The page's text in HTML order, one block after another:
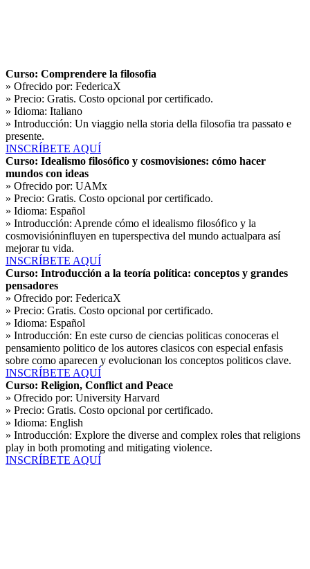
Curso: Comprendere la filosofia
» Ofrecido por: FedericaX
» Precio: Gratis. Costo opcional por certificado.
» Idioma: Italiano
» Introducción: Un viaggio nella storia della filosofia tra passato e
presente.
INSCRÍBETE AQUÍ
Curso: Idealismo filosófico y cosmovisiones: cómo hacer
mundos con ideas
» Ofrecido por: UAMx
» Precio: Gratis. Costo opcional por certificado.
» Idioma: Español
» Introducción: Aprende cómo el idealismo filosófico y la
cosmovisióninfluyen en tuperspectiva del mundo actualpara así
mejorar tu vida.
INSCRÍBETE AQUÍ
Curso: Introducción a la teoría política: conceptos y grandes
pensadores
» Ofrecido por: FedericaX
» Precio: Gratis. Costo opcional por certificado.
» Idioma: Español
» Introducción: En este curso de ciencias politicas conoceras el
pensamiento politico de los autores clasicos con especial enfasis
sobre como aparecen y evolucionan los conceptos politicos clave.
INSCRÍBETE AQUÍ
Curso: Religion, Conflict and Peace
» Ofrecido por: University Harvard
» Precio: Gratis. Costo opcional por certificado.
» Idioma: English
» Introducción: Explore the diverse and complex roles that religions
play in both promoting and mitigating violence.
INSCRÍBETE AQUÍ